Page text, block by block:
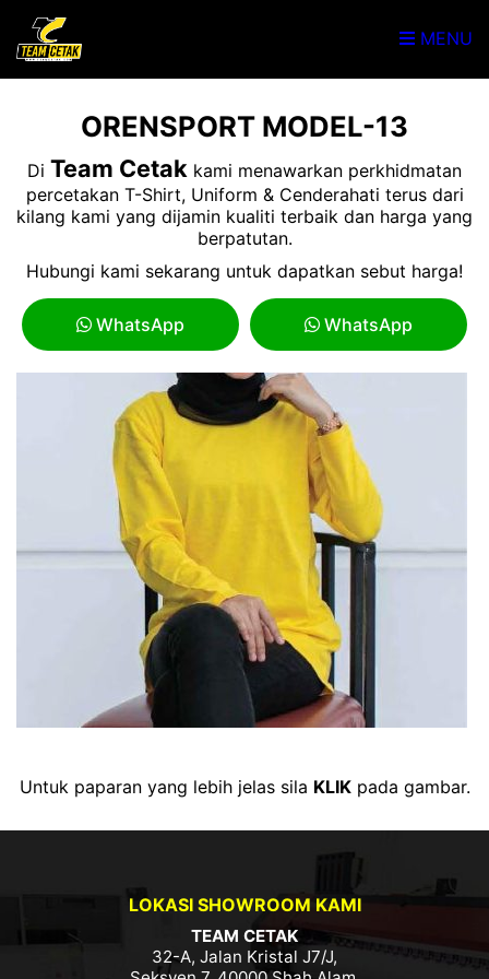
MENU
ORENSPORT MODEL-13
Di Team Cetak kami menawarkan perkhidmatan
percetakan T-Shirt, Uniform & Cenderahati terus dari
kilang kami yang dijamin kualiti terbaik dan harga yang
berpatutan.
Hubungi kami sekarang untuk dapatkan sebut harga!
WhatsApp WhatsApp
Untuk paparan yang lebih jelas sila KLIKpada gambar.
LOKASI SHOWROOM KAMI
TEAM CETAK
32-A, Jalan Kristal J7/J,